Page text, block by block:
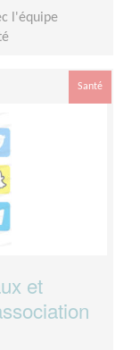
l'équipe
Santé
et